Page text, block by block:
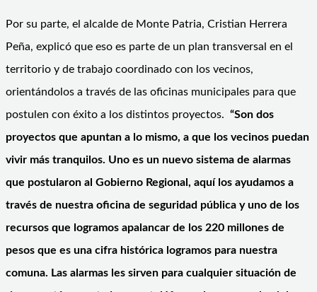
Por su parte, el alcalde de Monte Patria, Cristian Herrera
Peña, explicó que eso es parte de un plan transversal en el
territorio y de trabajo coordinado con los vecinos,
orientándolos a través de las oficinas municipales para que
postulen con éxito a los distintos proyectos. “Son dos
proyectos que apuntan a lo mismo, a que los vecinos puedan
vivir más tranquilos. Uno es un nuevo sistema de alarmas
que postularon al Gobierno Regional, aquí los ayudamos a
través de nuestra oficina de seguridad pública y uno de los
recursos que logramos apalancar de los 220 millones de
pesos que es una cifra histórica logramos para nuestra
comuna. Las alarmas les sirven para cualquier situación de